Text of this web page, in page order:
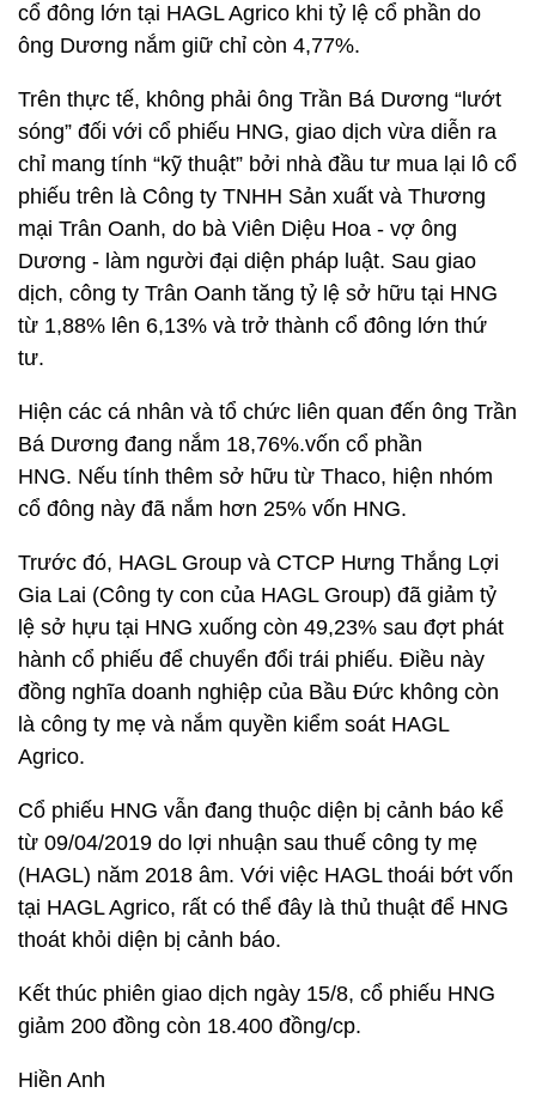
cổ đông lớn tại HAGL Agrico khi tỷ lệ cổ phần do
ông Dương nắm giữ chỉ còn 4,77%.
Trên thực tế, không phải ông Trần Bá Dương “lướt
sóng” đối với cổ phiếu HNG, giao dịch vừa diễn ra
chỉ mang tính “kỹ thuật” bởi nhà đầu tư mua lại lô cổ
phiếu trên là Công ty TNHH Sản xuất và Thương
mại Trân Oanh, do bà Viên Diệu Hoa - vợ ông
Dương - làm người đại diện pháp luật. Sau giao
dịch, công ty Trân Oanh tăng tỷ lệ sở hữu tại HNG
từ 1,88% lên 6,13% và trở thành cổ đông lớn thứ
tư.
Hiện các cá nhân và tổ chức liên quan đến ông Trần
Bá Dương đang nắm 18,76%.vốn cổ phần
HNG. Nếu tính thêm sở hữu từ Thaco, hiện nhóm
cổ đông này đã nắm hơn 25% vốn HNG.
Trước đó, HAGL Group và CTCP Hưng Thắng Lợi
Gia Lai (Công ty con của HAGL Group) đã giảm tỷ
lệ sở hựu tại HNG xuống còn 49,23% sau đợt phát
hành cổ phiếu để chuyển đổi trái phiếu. Điều này
đồng nghĩa doanh nghiệp của Bầu Đức không còn
là công ty mẹ và nắm quyền kiểm soát HAGL
Agrico.
Cổ phiếu HNG vẫn đang thuộc diện bị cảnh báo kể
từ 09/04/2019 do lợi nhuận sau thuế công ty mẹ
(HAGL) năm 2018 âm. Với việc HAGL thoái bớt vốn
tại HAGL Agrico, rất có thể đây là thủ thuật để HNG
thoát khỏi diện bị cảnh báo.
Kết thúc phiên giao dịch ngày 15/8, cổ phiếu HNG
giảm 200 đồng còn 18.400 đồng/cp.
Hiền Anh